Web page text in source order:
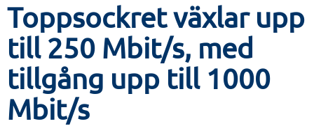
Toppsockret växlar upp
till 250 Mbit/s, med
tillgång upp till 1000
Mbit/s